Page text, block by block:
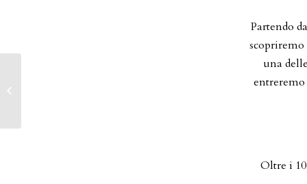
Partendo
scopriremo
una
entreremo
Oltre i